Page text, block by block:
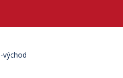
východ